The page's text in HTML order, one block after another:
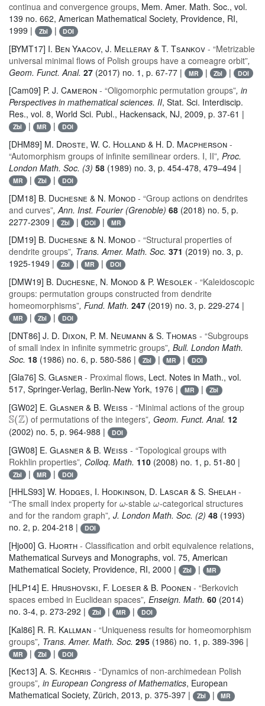
continua and convergence groups, Mem. Amer. Math. Soc., vol.
139 no. 662, American Mathematical Society, Providence, RI,
1999 |
Zbl | DOI
[BYMT17] I. Ben Yaacov, J. Melleray & T. Tsankov - “Metrizable
universal minimal flows of Polish groups have a comeagre orbit”,
Geom. Funct. Anal. 27 (2017) no. 1, p. 67-77 | MR | Zbl | DOI
[Cam09] P. J. Cameron - “Oligomorphic permutation groups”, in
Perspectives in mathematical sciences. II, Stat. Sci. Interdiscip.
Res., vol. 8, World Sci. Publ., Hackensack, NJ, 2009, p. 37-61 |
Zbl | MR | DOI
[DHM89] M. Droste, W. C. Holland & H. D. Macpherson -
“Automorphism groups of infinite semilinear orders. I, II”, Proc.
London Math. Soc. (3) 58 (1989) no. 3, p. 454-478, 479–494 |
MR | Zbl | DOI
[DM18] B. Duchesne & N. Monod - “Group actions on dendrites
and curves”, Ann. Inst. Fourier (Grenoble) 68 (2018) no. 5, p.
2277-2309 |
Zbl | DOI | MR
[DM19] B. Duchesne & N. Monod - “Structural properties of
dendrite groups”, Trans. Amer. Math. Soc. 371 (2019) no. 3, p.
1925-1949 |
Zbl | MR | DOI
[DMW19] B. Duchesne, N. Monod & P. Wesolek - “Kaleidoscopic
groups: permutation groups constructed from dendrite
homeomorphisms”, Fund. Math. 247 (2019) no. 3, p. 229-274 |
MR | Zbl | DOI
[DNT86] J. D. Dixon, P. M. Neumann & S. Thomas - “Subgroups
of small index in infinite symmetric groups”, Bull. London Math.
Soc. 18 (1986) no. 6, p. 580-586 | Zbl | MR | DOI
[Gla76] S. Glasner - Proximal flows, Lect. Notes in Math., vol.
517, Springer-Verlag, Berlin-New York, 1976 | MR | Zbl
[GW02] E. Glasner & B. Weiss - “Minimal actions of the group
𝕊(ℤ)of permutations of the integers”, Geom. Funct. Anal. 12
(2002) no. 5, p. 964-988 |
DOI
[GW08] E. Glasner & B. Weiss - “Topological groups with
Rokhlin properties”, Colloq. Math. 110 (2008) no. 1, p. 51-80 |
Zbl | MR | DOI
[HHLS93] W. Hodges, I. Hodkinson, D. Lascar & S. Shelah -
“The small index property for ω-stableω-categorical structures
and for the random graph”, J. London Math. Soc. (2) 48 (1993)
no. 2, p. 204-218 |
DOI
[Hjo00] G. Hjorth - Classification and orbit equivalence relations,
Mathematical Surveys and Monographs, vol. 75, American
Mathematical Society, Providence, RI, 2000 |
Zbl | MR
[HLP14] E. Hrushovski, F. Loeser & B. Poonen - “Berkovich
spaces embed in Euclidean spaces”, Enseign. Math. 60 (2014)
no. 3-4, p. 273-292 |
Zbl | MR | DOI
[Kal86] R. R. Kallman - “Uniqueness results for homeomorphism
groups”, Trans. Amer. Math. Soc. 295 (1986) no. 1, p. 389-396 |
MR | Zbl | DOI
[Kec13] A. S. Kechris - “Dynamics of non-archimedean Polish
groups”, in European Congress of Mathematics, European
Mathematical Society, Zürich, 2013, p. 375-397 |
Zbl | MR